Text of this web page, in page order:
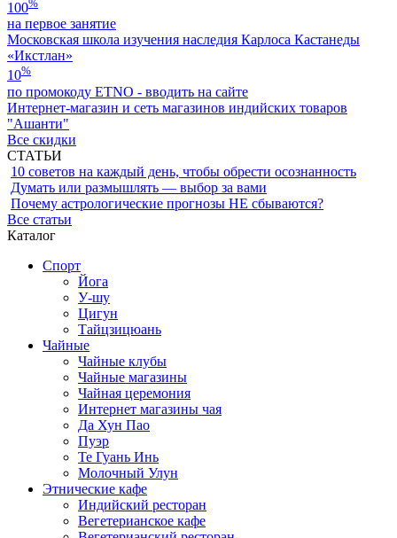
100%
на первое занятие
Московская школа изучения наследия Карлоса Кастанеды
«Икстлан»
10%
по промокоду ETNO - вводить на сайте
Интернет-магазин и сеть магазинов индийских товаров
"Ашанти"
Все скидки
СТАТЬИ
10 советов на каждый день, чтобы обрести осознанность
Думать или размышлять — выбор за вами
Почему астрологические прогнозы НЕ сбываются?
Все статьи
Каталог
Спорт
Йога
У-шу
Цигун
Тайцзицюань
Чайные
Чайные клубы
Чайные магазины
Чайная церемония
Интернет магазины чая
Да Хун Пао
Пуэр
Те Гуань Инь
Молочный Улун
Этнические кафе
Индийский ресторан
Вегетерианское кафе